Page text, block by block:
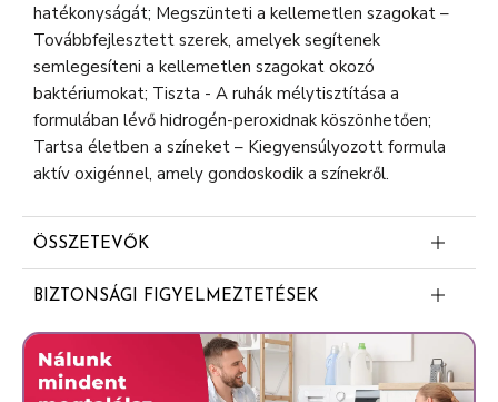
hatékonyságát; Megszünteti a kellemetlen szagokat –
Továbbfejlesztett szerek, amelyek segítenek
semlegesíteni a kellemetlen szagokat okozó
baktériumokat; Tiszta - A ruhák mélytisztítása a
formulában lévő hidrogén-peroxidnak köszönhetően;
Tartsa életben a színeket – Kiegyensúlyozott formula
aktív oxigénnel, amely gondoskodik a színekről.
ÖSSZETEVŐK
15-30% oxigén alapú fehérítőszerek
Zeolitok
Enzimek
BIZTONSÁGI FIGYELMEZTETÉSEK
Veszély. Súlyos szemkárosodást okoz. Orvosi tanácsadás
esetén tartsa kéznél a termék edényét vagy címkéjét.
Gyermekektől elzárva tartandó. A használatot követően